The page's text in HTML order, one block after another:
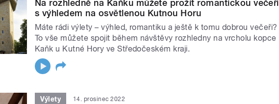
Na rozhledně na Kaňku můžete prožít romantickou večeři
s výhledem na osvětlenou Kutnou Horu
Máte rádi výlety – výhled, romantiku a ještě k tomu dobrou večeři?
To vše můžete spojit během návštěvy rozhledny na vrcholu kopce
Kaňk u Kutné Hory ve Středočeském kraji.
Výlety 14. prosinec 2022